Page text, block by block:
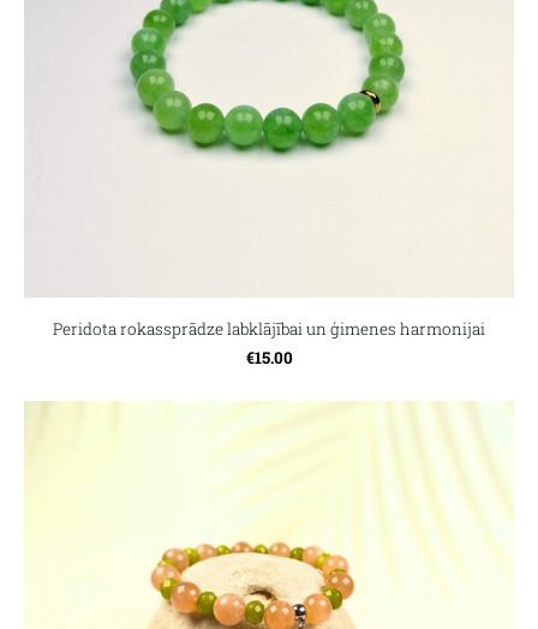
Peridota rokassprādze labklājībai un ģimenes harmonijai
€15.00